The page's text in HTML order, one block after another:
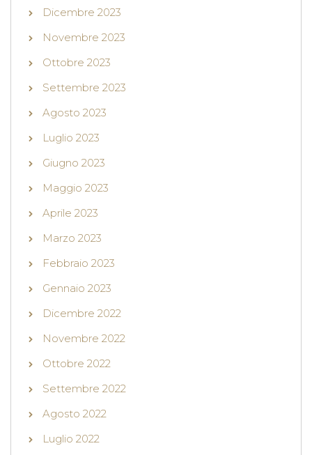
Dicembre 2023
Novembre 2023
Ottobre 2023
Settembre 2023
Agosto 2023
Luglio 2023
Giugno 2023
Maggio 2023
Aprile 2023
Marzo 2023
Febbraio 2023
Gennaio 2023
Dicembre 2022
Novembre 2022
Ottobre 2022
Settembre 2022
Agosto 2022
Luglio 2022